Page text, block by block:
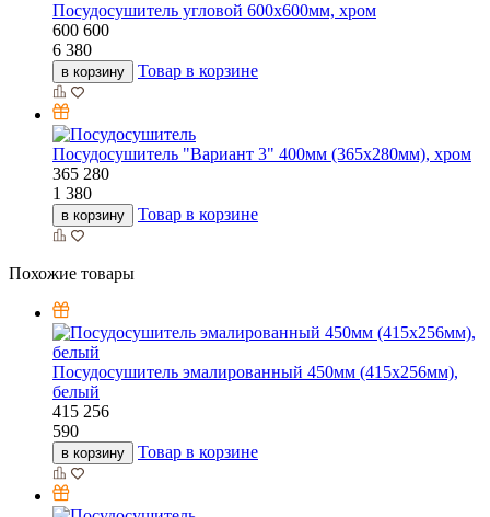
Посудосушитель угловой 600х600мм, хром
600 600
6 380
в корзину Товар в корзине
Посудосушитель "Вариант 3" 400мм (365х280мм), хром
365 280
1 380
в корзину Товар в корзине
Похожие товары
Посудосушитель эмалированный 450мм (415х256мм),
белый
415 256
590
в корзину Товар в корзине